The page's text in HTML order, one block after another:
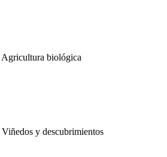
Agricultura biológica
Viñedos y descubrimientos